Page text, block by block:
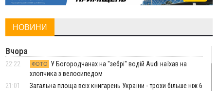
НОВИНИ
Вчора
22:22 ФОТО
У Богородчанах на "зебрі" водій Audi наїхав на
хлопчика з велосипедом
21:01
Загальна площа всіх книгарень України - трохи більше ніж 6